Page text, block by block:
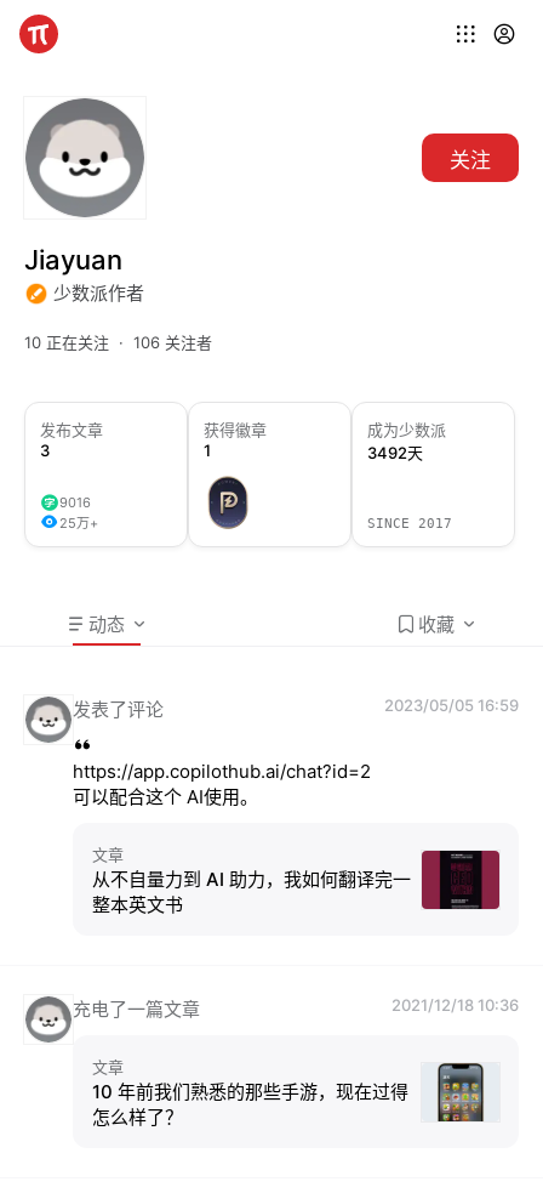
关注
Jiayuan
少数派作者
10 正在关注 106 关注者
发布文章
3
9016
25万+
获得徽章
1
成为少数派
3492天
SINCE 2017
动态 收藏
发表了评论 2023/05/05 16:59
https://app.copilothub.ai/chat?id=2
可以配合这个 AI使用。
文章
从不自量力到 AI 助力，我如何翻译完一
整本英文书
充电了一篇文章 2021/12/18 10:36
文章
10 年前我们熟悉的那些手游，现在过得
怎么样了？